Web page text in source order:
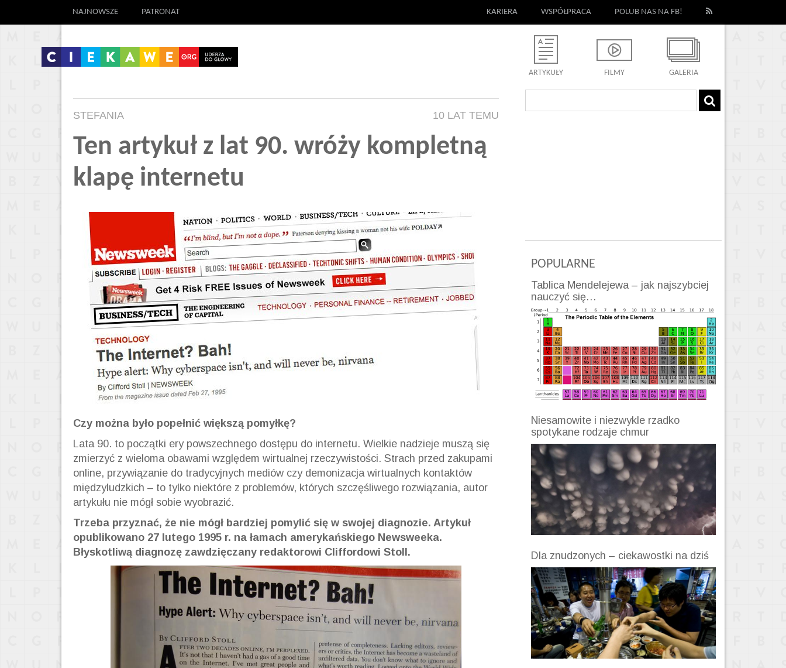
NAJNOWSZE PATRONAT KARIERA WSPÓŁPRACA POLUB NAS NA FB!
ARTYKUŁY FILMY GALERIA
STEFANIA 10 LAT TEMU
Ten artykuł z lat 90. wróży kompletną
klapę internetu
Czy można było popełnić większą pomyłkę?
Lata 90. to początki ery powszechnego dostępu do internetu. Wielkie nadzieje muszą się
zmierzyć z wieloma obawami względem wirtualnej rzeczywistości. Strach przed zakupami
online, przywiązanie do tradycyjnych mediów czy demonizacja wirtualnych kontaktów
międzyludzkich – to tylko niektóre z problemów, których szczęśliwego rozwiązania, autor
artykułu nie mógł sobie wyobrazić.
Trzeba przyznać, że nie mógł bardziej pomylić się w swojej diagnozie. Artykuł
opublikowano 27 lutego 1995 r. na łamach amerykańskiego Newsweeka.
Błyskotliwą diagnozę zawdzięczany redaktorowi Cliffordowi Stoll.
POPULARNE
Tablica Mendelejewa – jak najszybciej
nauczyć się…
Niesamowite i niezwykle rzadko
spotykane rodzaje chmur
Dla znudzonych – ciekawostki na dziś